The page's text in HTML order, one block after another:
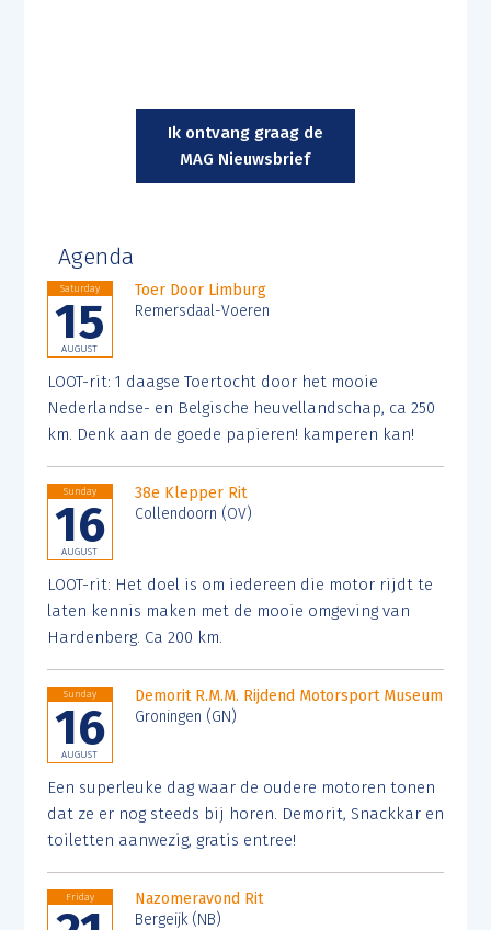
Ik ontvang graag de
MAG Nieuwsbrief
Agenda
Saturday
15
AUGUST
Toer Door Limburg
Remersdaal-Voeren
LOOT-rit: 1 daagse Toertocht door het mooie
Nederlandse- en Belgische heuvellandschap, ca 250
km. Denk aan de goede papieren! kamperen kan!
Sunday
16
AUGUST
38e Klepper Rit
Collendoorn (OV)
LOOT-rit: Het doel is om iedereen die motor rijdt te
laten kennis maken met de mooie omgeving van
Hardenberg. Ca 200 km.
Sunday
16
AUGUST
Demorit R.M.M. Rijdend Motorsport Museum
Groningen (GN)
Een superleuke dag waar de oudere motoren tonen
dat ze er nog steeds bij horen. Demorit, Snackkar en
toiletten aanwezig, gratis entree!
Friday
Nazomeravond Rit
Bergeijk (NB)